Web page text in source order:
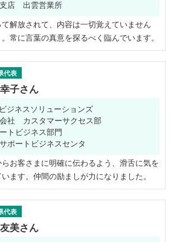
店 出雲営業所
て解放されて、内容は一切覚えていません
。常に言葉の真意を探るべく臨んでいます。
代表
子さん
ジネスソリューションズ
社 カスタマーサクセス部
トビジネス部門
ポートビジネスセンタ
らお客さまに明確に伝わるよう、滑舌に気を
ます。仲間の励ましが力になりました。
代表
美さん